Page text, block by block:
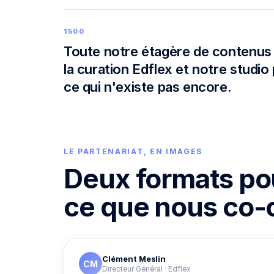
1500
Toute notre étagère de
la curation Edflex et notre studio
ce qui n'existe pas encore.
LE PARTENARIAT, EN IMAGES
Deux formats
ce que nous
PAROLE DE
PARTENAIRE
accèdent
1
500
compétences
…
Témoignage
face
·
Clément
CM Clément Meslin
Directeur Général · Edflex